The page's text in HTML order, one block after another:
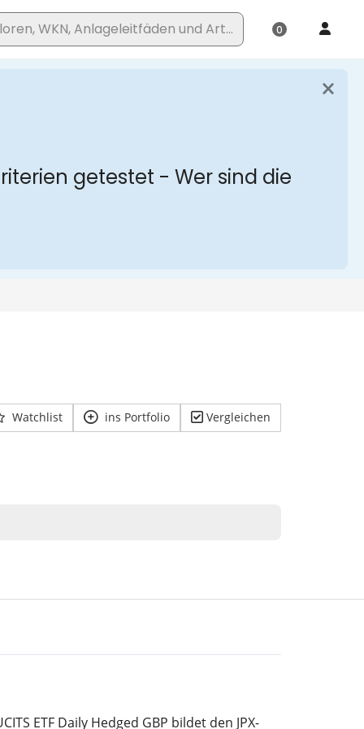
Watchlist ins Portfolio Vergleichen
ETF Daily Hedged GBP bildet den JPX-